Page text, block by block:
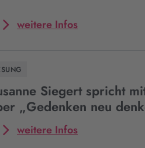
in
weitere InfosMehr
spricht
über
„Gedenken
denken“
Siegert spricht
„Gedenken neu
weitere InfosMehr